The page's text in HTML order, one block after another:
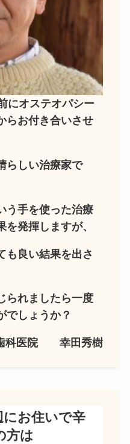
にオステオパシー
らお付き合いさせ
らしい治療家で
う手を使った治療
発揮しますが、
も良い結果を出さ
られましたら一度
でしょうか？
科医院 幸田秀樹
にお住いで辛
方は